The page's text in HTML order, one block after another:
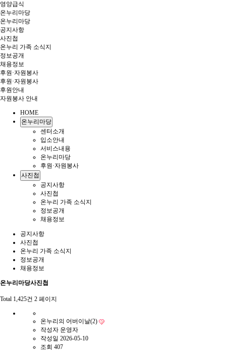
영양급식
온누리마당
온누리마당
공지사항
사진첩
온누리 가족 소식지
정보공개
채용정보
후원·자원봉사
후원·자원봉사
후원안내
자원봉사 안내
HOME
온누리마당
센터소개
입소안내
서비스내용
온누리마당
후원·자원봉사
사진첩
공지사항
사진첩
온누리 가족 소식지
정보공개
채용정보
공지사항
사진첩
온누리 가족 소식지
정보공개
채용정보
온누리마당사진첩
Total 1,425건 2 페이지
온누리의 어버이날(2)
작성자 운영자
작성일 2026-05-10
조회 407